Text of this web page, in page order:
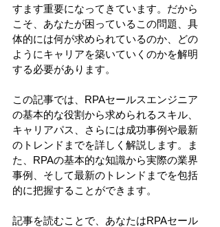
すます重要になってきています。だから
こそ、あなたが困っているこの問題、具
体的には何が求められているのか、どの
ようにキャリアを築いていくのかを解明
する必要があります。
この記事では、RPAセールスエンジニア
の基本的な役割から求められるスキル、
キャリアパス、さらには成功事例や最新
のトレンドまでを詳しく解説します。ま
た、RPAの基本的な知識から実際の業界
事例、そして最新のトレンドまでを包括
的に把握することができます。
記事を読むことで、あなたはRPAセール